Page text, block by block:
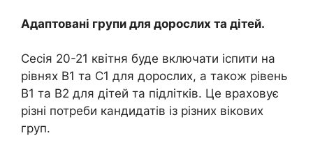
Адаптовані групи для дорослих та дітей.
Сесія 20-21 квітня буде включати іспити на
рівнях В1 та С1 для дорослих, а також рівень
В1 та В2 для дітей та підлітків. Це враховує
різні потреби кандидатів із різних вікових
груп.